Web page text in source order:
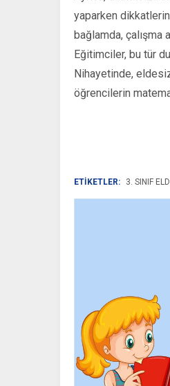
yaparken dikkatlerini
bağlamda, çalışma
Eğitimciler, bu tür
Nihayetinde,
öğrencilerin
ETİKETLER: 3. SINIF